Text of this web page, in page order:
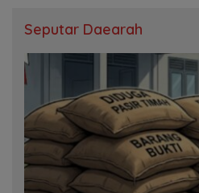
Seputar Daearah